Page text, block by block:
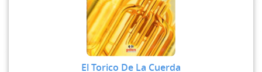
El Torico De La Cuerda